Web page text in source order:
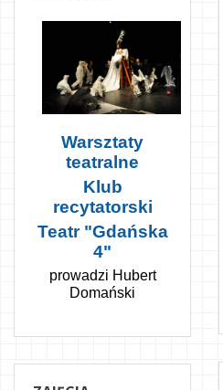
Warsztaty
teatralne
Klub
recytatorski
Teatr "Gdańska
4"
prowadzi Hubert
Domański